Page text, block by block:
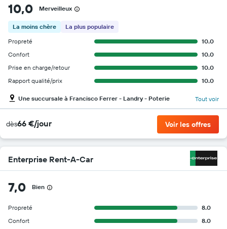
10,0 Merveilleux
La moins chère
La plus populaire
Propreté
10.0
Confort
10.0
Prise en charge/retour
10.0
Rapport qualité/prix
10.0
Une succursale à Francisco Ferrer - Landry - Poterie Tout voir
dès66 €/jour Voir les offres
Enterprise Rent-A-Car
7,0 Bien
Propreté
8.0
Confort
8.0